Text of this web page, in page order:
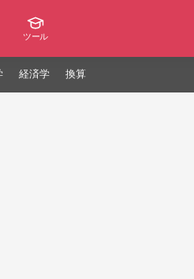
ツール
経済学 換算